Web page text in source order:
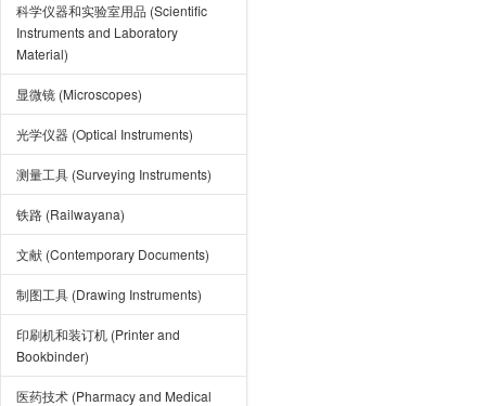
科学仪器和实验室用品 (Scientific
Instruments and Laboratory
Material)
显微镜 (Microscopes)
光学仪器 (Optical Instruments)
测量工具 (Surveying Instruments)
铁路 (Railwayana)
文献 (Contemporary Documents)
制图工具 (Drawing Instruments)
印刷机和装订机 (Printer and
Bookbinder)
医药技术 (Pharmacy and Medical